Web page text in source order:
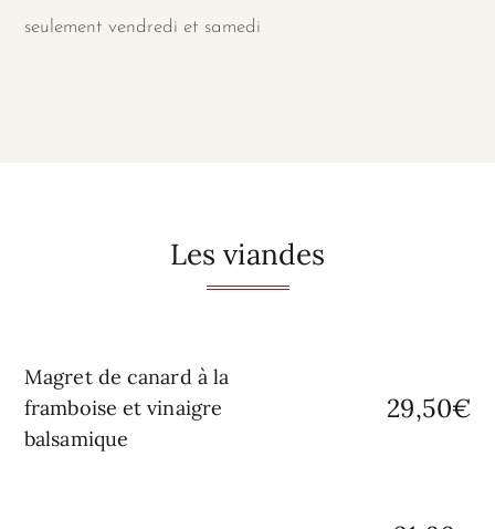
seulement vendredi et samedi
Les viandes
Magret de canard à la
framboise et vinaigre
balsamique
29,50€